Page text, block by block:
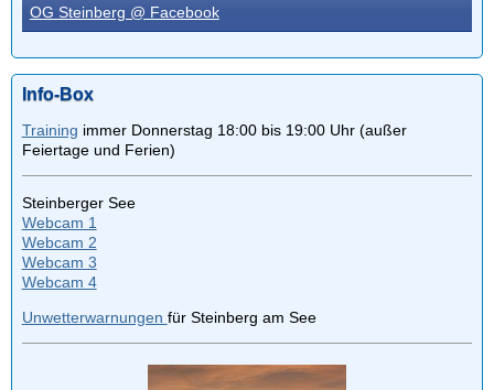
OG Steinberg @ Facebook
Info-Box
Training immer Donnerstag 18:00 bis 19:00 Uhr (außer
Feiertage und Ferien)
Steinberger See
Webcam 1
Webcam 2
Webcam 3
Webcam 4
Unwetterwarnungen für Steinberg am See